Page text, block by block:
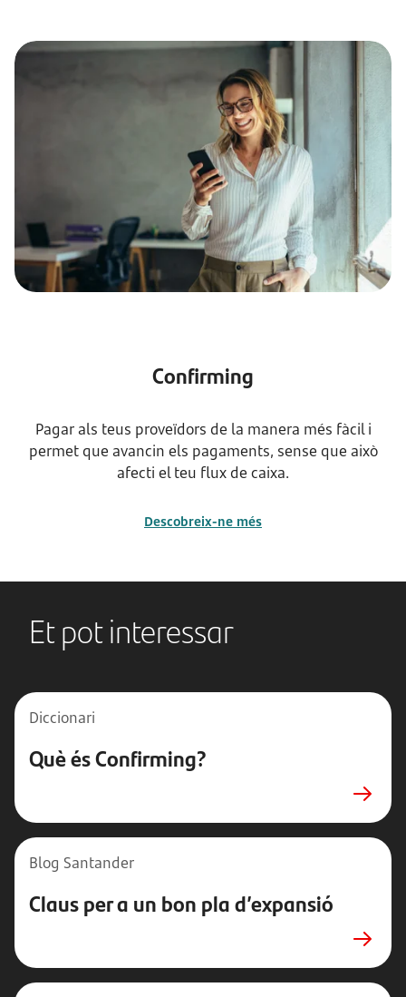
Confirming
Pagar als teus proveïdors de la manera més fàcil i
permet que avancin els pagaments, sense que això
afecti el teu flux de caixa.
Descobreix-ne més
Et pot interessar
Diccionari
Què és Confirming?
Blog Santander
Claus per a un bon pla d’expansió